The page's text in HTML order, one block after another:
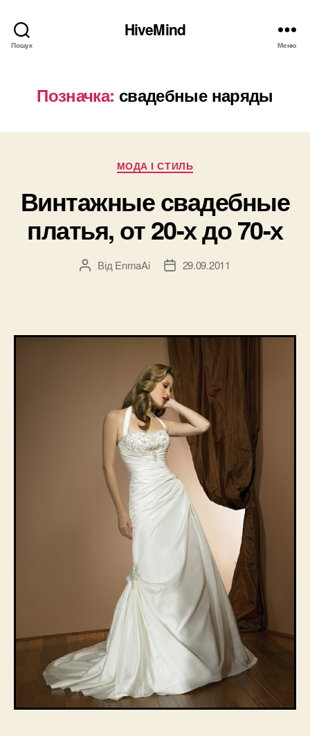
Пошук
HiveMind
Меню
Позначка: свадебные наряды
Категорії
МОДА І СТИЛЬ
Винтажные свадебные
платья, от 20-х до 70-х
Автор
Від EnmaAi
Дата29.09.2011